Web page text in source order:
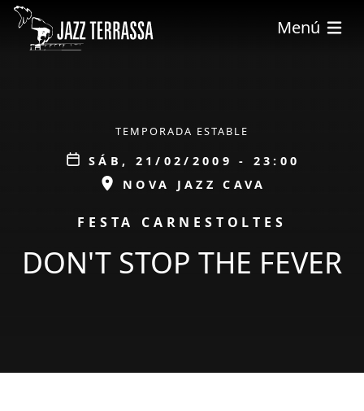
Pasar al contenido principal
Menú
TEMPORADA ESTABLE
Data
SÁB, 21/02/2009 - 23:00
ESPAI
NOVA JAZZ CAVA
PROMOCIÓFESTA CARNESTOLTES
DON'T STOP THE FEVER